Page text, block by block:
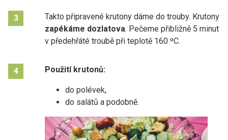
3
Takto připravené krutony dáme do trouby. Krutony
zapékáme dozlatova. Pečeme přibližně 5 minut
v předehřáté troubě při teplotě 160 ºC.
4 Použití krutonů:
do polévek,
do salátů a podobně.